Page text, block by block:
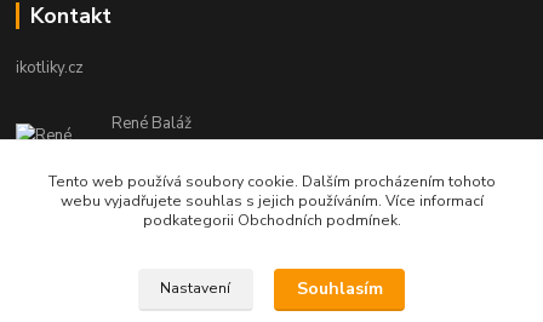
Kontakt
ikotliky.cz
René Baláž
Eshop: +421 902 212 007
od 8:00 - do 16:00 hod
info@ikotliky.cz
Tento web používá soubory cookie. Dalším procházením tohoto
webu vyjadřujete souhlas s jejich používáním. Více informací
podkategorii Obchodních podmínek.
Nastavení Souhlasím